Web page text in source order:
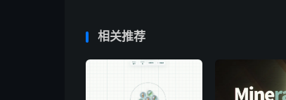
相关推荐